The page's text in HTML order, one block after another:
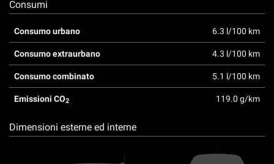
Consumi
Consumo urbano 6.3 l/100 km
Consumo extraurbano 4.3 l/100 km
Consumo combinato 5.1 l/100 km
Emissioni CO2 119.0 g/km
Dimensioni esterne ed interne